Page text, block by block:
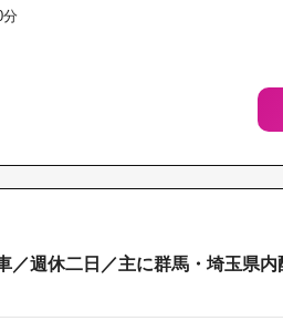
／週休二日／主に群馬・埼玉県内